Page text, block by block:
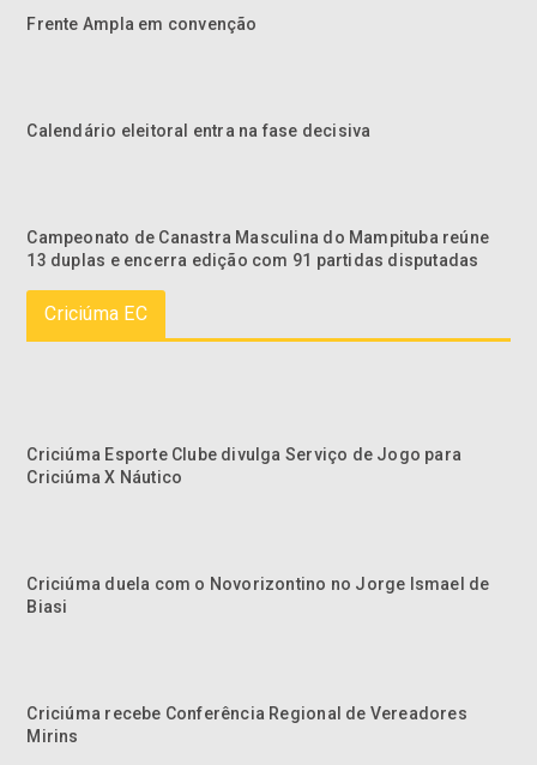
Frente Ampla em convenção
Calendário eleitoral entra na fase decisiva
Campeonato de Canastra Masculina do Mampituba reúne
13 duplas e encerra edição com 91 partidas disputadas
Criciúma EC
Criciúma Esporte Clube divulga Serviço de Jogo para
Criciúma X Náutico
Criciúma duela com o Novorizontino no Jorge Ismael de
Biasi
Criciúma recebe Conferência Regional de Vereadores
Mirins